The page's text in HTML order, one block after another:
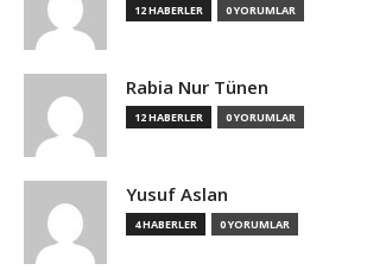
12 HABERLER 0 YORUMLAR
Rabia Nur Tünen
12 HABERLER 0 YORUMLAR
Yusuf Aslan
4 HABERLER 0 YORUMLAR